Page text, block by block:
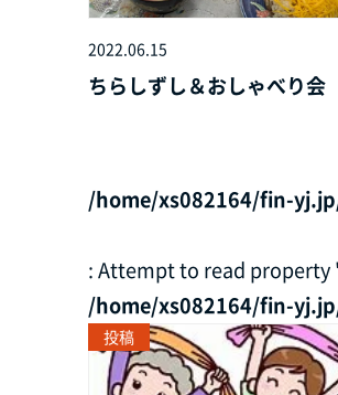
2022.06.15
ちらしずし＆おしゃべり会
/home/xs082164/fin-
: Attempt to read
/home/xs082164/fin-
投稿